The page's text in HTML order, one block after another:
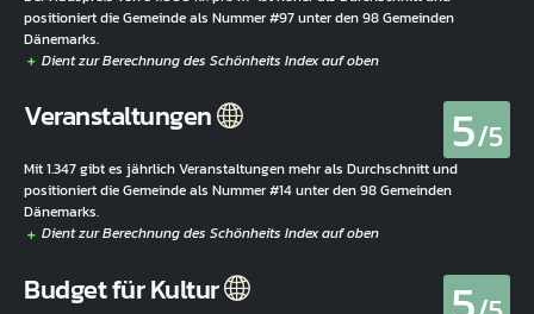
positioniert die Gemeinde als Nummer #97 unter den 98 Gemeinden
Dänemarks.
Veranstaltungen 5/5
Mit 1.347 gibt es jährlich Veranstaltungen mehr als Durchschnitt und
positioniert die Gemeinde als Nummer #14 unter den 98 Gemeinden
Dänemarks.
Budget für Kultur